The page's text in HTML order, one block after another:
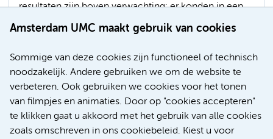
Amsterdam UMC maakt gebruik van cookies
Sommige van deze cookies zijn functioneel of technisch
noodzakelijk. Andere gebruiken we om de website te
verbeteren. Ook gebruiken we cookies voor het tonen
van filmpjes en animaties. Door op "cookies accepteren"
te klikken gaat u akkoord met het gebruik van alle cookies
zoals omschreven in ons cookiebeleid. Kiest u voor
resultaten zijn boven verwachting: er konden in een
jaar maar liefst 1.000 patiënten meer worden
geopereerd, waaronder 150 kinderen.
vooruit.
Patiëntenzorg Ons Amsterdam UMC